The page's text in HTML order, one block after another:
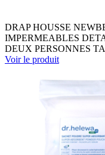
DRAP HOUSSE
IMPERMEABLES
DEUX PERSONNES
Voir le produit